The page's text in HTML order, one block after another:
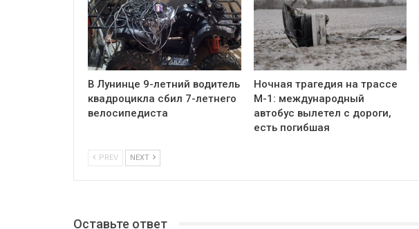
В Лунинце 9-летний водитель
квадроцикла сбил 7-летнего
велосипедиста
Ночная трагедия на трассе
М-1: международный
автобус вылетел с дороги,
есть погибшая
PREV NEXT
Оставьте ответ